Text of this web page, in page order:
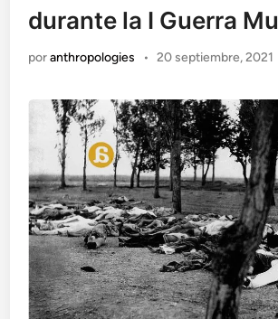
durante la I Guerra
poranthropologies • 20 septiembre, 2021